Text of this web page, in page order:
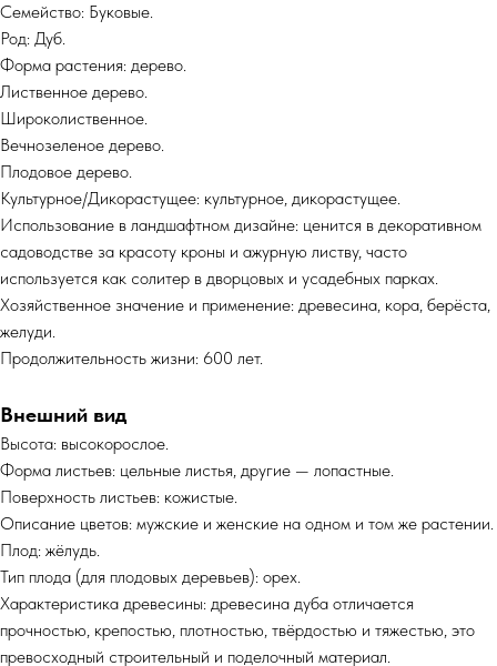
Семейство: Буковые.
Род: Дуб.
Форма растения: дерево.
Лиственное дерево.
Широколиственное.
Вечнозеленое дерево.
Плодовое дерево.
Культурное/Дикорастущее: культурное, дикорастущее.
Использование в ландшафтном дизайне: ценится в декоративном
садоводстве за красоту кроны и ажурную листву, часто
используется как солитер в дворцовых и усадебных парках.
Хозяйственное значение и применение: древесина, кора, берёста,
желуди.
Продолжительность жизни: 600 лет.
Внешний вид
Высота: высокорослое.
Форма листьев: цельные листья, другие — лопастные.
Поверхность листьев: кожистые.
Описание цветов: мужские и женские на одном и том же растении.
Плод: жёлудь.
Тип плода (для плодовых деревьев): орех.
Характеристика древесины: древесина дуба отличается
прочностью, крепостью, плотностью, твёрдостью и тяжестью, это
превосходный строительный и поделочный материал.